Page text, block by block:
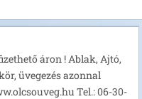
áron ! Ablak, Ajtó,
üvegezés azonnal
Tel.: 06-30-